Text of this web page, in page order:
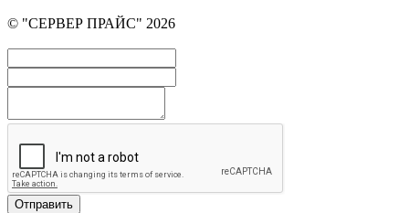
© "СЕРВЕР ПРАЙС" 2026
Отправить